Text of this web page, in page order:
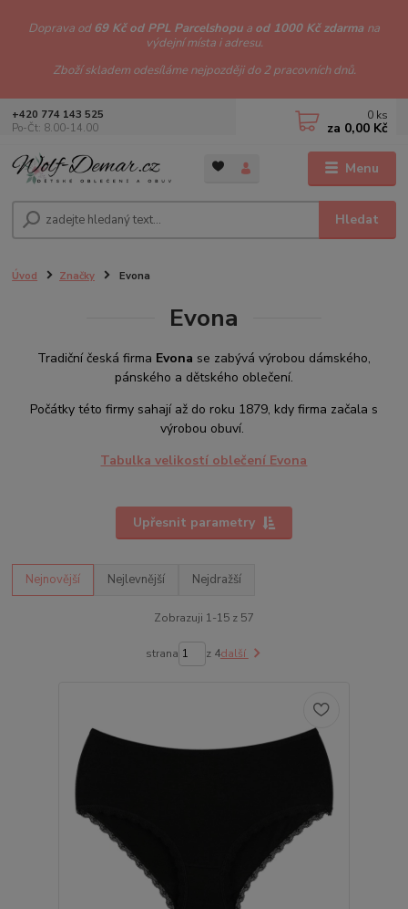
Doprava od69 Kč od PPL Parcelshopu a od 1000 Kč zdarma na
výdejní místa i adresu.
Zboží skladem odesíláme nejpozději do 2 pracovních dnů.
Menu
Hledat
+420 774 143 525
Po-Čt: 8.00-14.00
0 ks
za 0,00 Kč
Úvod Značky Evona
Evona
Tradiční česká firma Evona se zabývá výrobou dámského,
pánského a dětského oblečení.
Počátky této firmy sahají až do roku 1879, kdy firma začala s
výrobou obuví.
Tabulka velikostí oblečení Evona
Upřesnit parametry
Nejnovější Nejlevnější Nejdražší
Zobrazuji 1-15 z 57
strana z 4další